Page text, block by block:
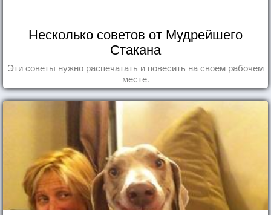
Несколько советов от Мудрейшего
Стакана
Эти советы нужно распечатать и повесить на своем рабочем
месте.